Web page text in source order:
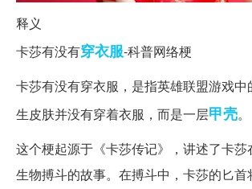
释义
卡莎有没有穿衣服-科普网络梗
卡莎有没有穿衣服，是指英雄联盟游戏
生皮肤并没有穿着衣服，而是一层甲壳。
这个梗起源于《卡莎传记》，讲述了卡莎
生物搏斗的故事。在搏斗中，卡莎的匕首